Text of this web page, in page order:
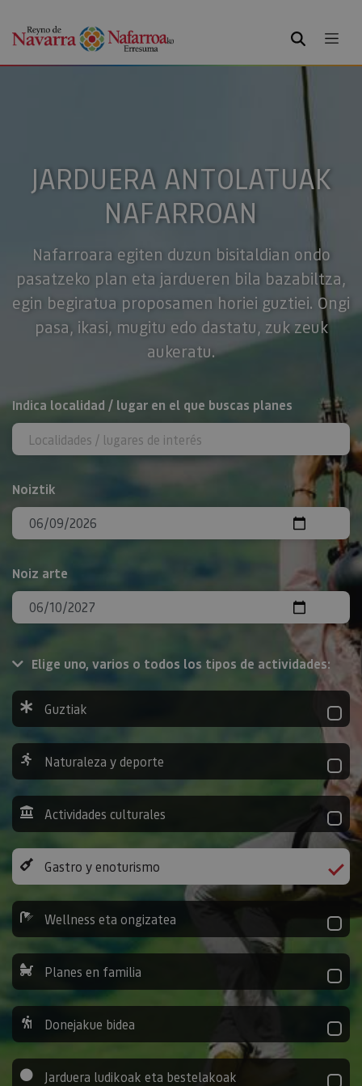
BILATU
JARDUERA ANTOLATUAK
NAFARROAN
Nafarroara egiten duzun bisitaldian ondo
pasatzeko plan eta jardueren bila bazabiltza,
egin begiratua proposamen horiei guztiei. Ongi
pasa, ikasi, mugitu edo dastatu, zuk zeuk
aukeratu.
BILATU
Indica localidad / lugar en el que buscas planes
Noiztik
Noiz arte
Elige uno, varios o todos los tipos de actividades:
Guztiak
Naturaleza y deporte
Actividades culturales
Gastro y enoturismo
Wellness eta ongizatea
Planes en familia
Donejakue bidea
Jarduera ludikoak eta bestelakoak